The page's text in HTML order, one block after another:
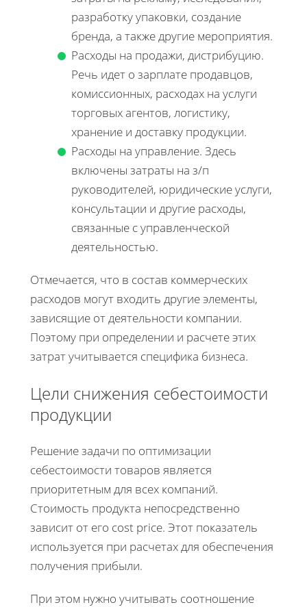
разработку упаковки, создание
бренда, а также другие мероприятия.
Расходы на продажи, дистрибуцию.
Речь идет о зарплате продавцов,
комиссионных, расходах на услуги
торговых агентов, логистику,
хранение и доставку продукции.
Расходы на управление. Здесь
включены затраты на з/п
руководителей, юридические услуги,
консультации и другие расходы,
связанные с управленческой
деятельностью.
Отмечается, что в состав коммерческих
расходов могут входить другие элементы,
зависящие от деятельности компании.
Поэтому при определении и расчете этих
затрат учитывается специфика бизнеса.
Цели снижения себестоимости
продукции
Решение задачи по оптимизации
себестоимости товаров является
приоритетным для всех компаний.
Стоимость продукта непосредственно
зависит от его cost price. Этот показатель
используется при расчетах для обеспечения
получения прибыли.
При этом нужно учитывать соотношение